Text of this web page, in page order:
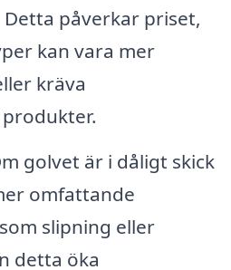
påverkar priset,
kan vara mer
kräva
golvet är i dåligt skick
omfattande
slipning eller
detta öka